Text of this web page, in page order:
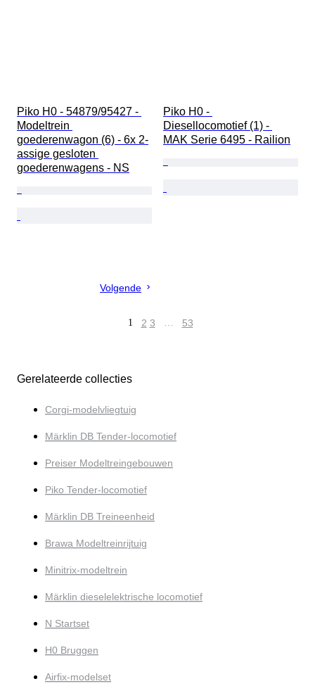
Piko H0 - 54879/95427 -
Modeltrein
goederenwagon (6) - 6x 2-
assige gesloten
goederenwagens - NS
Piko H0 -
Diesellocomotief (1) -
MAK Serie 6495 - Railion
Volgende
1 2 3 … 53
Gerelateerde collecties
Corgi-modelvliegtuig
Märklin DB Tender-locomotief
Preiser Modeltreingebouwen
Piko Tender-locomotief
Märklin DB Treineenheid
Brawa Modeltreinrijtuig
Minitrix-modeltrein
Märklin dieselelektrische locomotief
N Startset
H0 Bruggen
Airfix-modelset